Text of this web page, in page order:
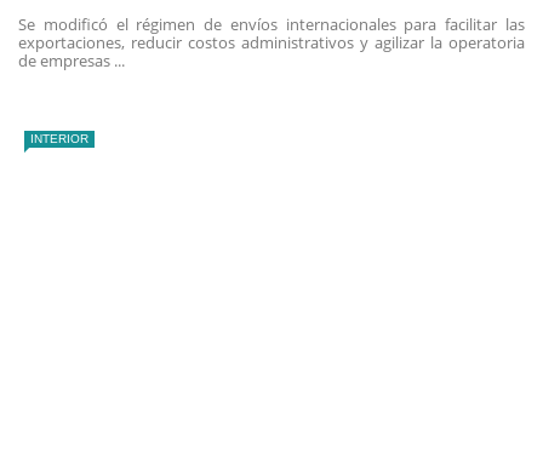
Se modificó el régimen de envíos internacionales para facilitar las
exportaciones, reducir costos administrativos y agilizar la operatoria
de empresas ...
INTERIOR